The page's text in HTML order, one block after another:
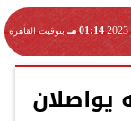
01:14 مـ بتوقيت القاهرة
يواصلان